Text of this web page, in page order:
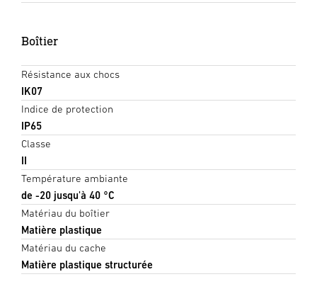
Boîtier
Résistance aux chocs
IK07
Indice de protection
IP65
Classe
II
Température ambiante
de -20 jusqu'à 40 °C
Matériau du boîtier
Matière plastique
Matériau du cache
Matière plastique structurée